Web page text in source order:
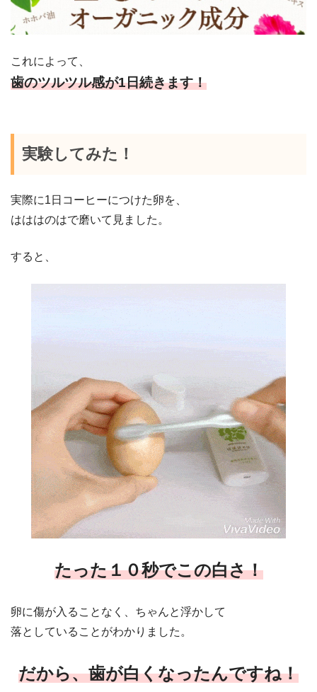
これによって、
歯のツルツル感が1日続きます！
実験してみた！
実際に1日コーヒーにつけた卵を、
はははのはで磨いて見ました。
すると、
たった１０秒でこの白さ！
卵に傷が入ることなく、ちゃんと浮かして
落としていることがわかりました。
だから、歯が白くなったんですね！